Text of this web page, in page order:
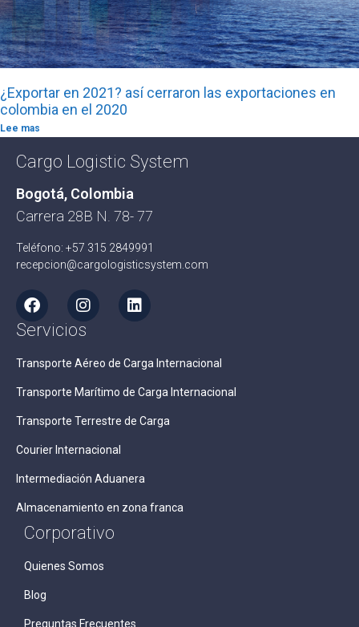
¿Exportar en 2021? así cerraron las exportaciones en
colombia en el 2020
Lee mas
Cargo Logistic System
Bogotá, Colombia
Carrera 28B N. 78- 77
Teléfono: +57 315 2849991
recepcion@cargologisticsystem.com
Servicios
Transporte Aéreo de Carga Internacional
Transporte Marítimo de Carga Internacional
Transporte Terrestre de Carga
Courier Internacional
Intermediación Aduanera
Almacenamiento en zona franca
Corporativo
Quienes Somos
Blog
Preguntas Frecuentes